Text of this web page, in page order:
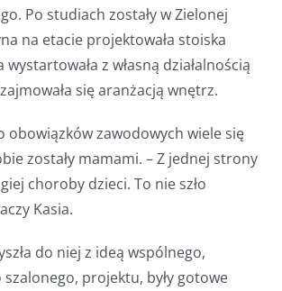
Po studiach zostały w Zielonej
na etacie projektowała stoiska
z własną działalnością
się aranżacją wnętrz.
obowiązków zawodowych wiele się
zostały mamami. – Z jednej strony
choroby dzieci. To nie szło
Kasia.
do niej z ideą wspólnego,
projektu, były gotowe